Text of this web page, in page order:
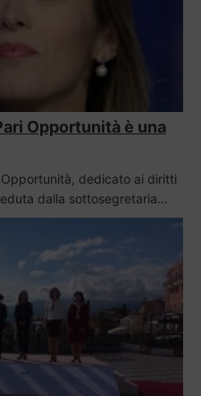
Opportunità è una
Opportunità, dedicato ai diritti
dalla sottosegretaria…